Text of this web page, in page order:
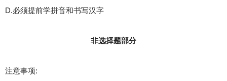
D.必须提前学拼音和书写汉字
非选择题部分
注意事项: